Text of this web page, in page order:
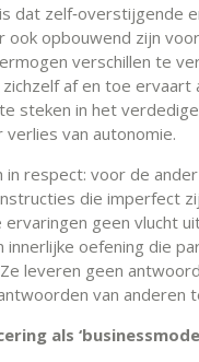
dat zelf‑overstijgende
ook opbouwend zijn
verschillen te
zichzelf af en toe
steken in het
van autonomie.
in respect: voor de
die imperfect
geen vlucht
oefening die
leveren geen
van anderen
als